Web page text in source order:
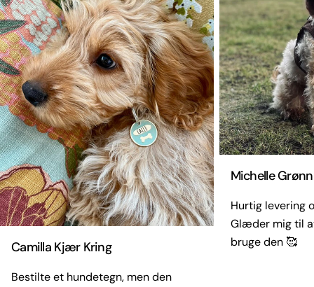
Camilla Kjær Kring
Bestilte et hundetegn, men den
Michelle
Hurtig levering
Glæder mig til
bruge den 🥰